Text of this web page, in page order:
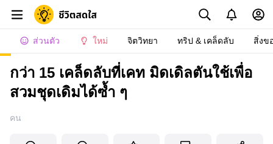
ส่วนตัว ใหม่ จิตวิทยา ทริป & เคล็ดลับ สิ่งข
กว่า 15 เคล็ดลับที่เคท มิดเดิลตันใช้เพื่อ
สวมชุดเดิมได้ซ้ำ ๆ
คน